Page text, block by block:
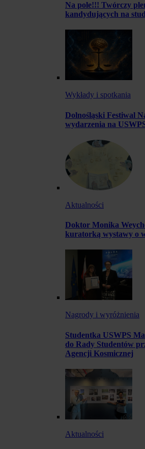
Na pole!!! Twórczy
kandydujących na
Wykłady i spotkania
Dolnośląski Festiwal
wydarzenia na
Aktualności
Doktor Monika
kuratorką wystawy o
Nagrody i wyróżnienia
Studentka USWPS
do Rady Studentów
Agencji Kosmicznej
Aktualności